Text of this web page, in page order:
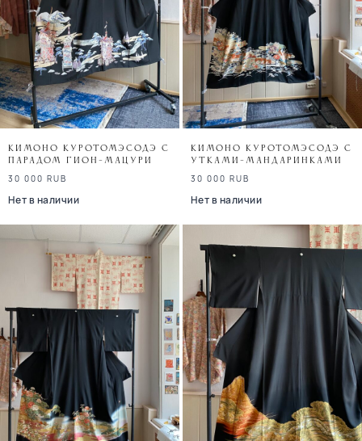
Кимоно куротомэсодэ с
парадом Гион-мацури
30 000 RUB
Нет в наличии
Кимоно куротомэсодэ с
утками-мандаринками
30 000 RUB
Нет в наличии